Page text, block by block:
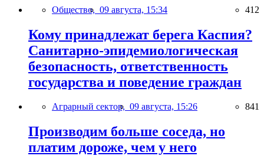
Общество, 09 августа, 15:34 412
Кому принадлежат берега Каспия?
Санитарно-эпидемиологическая
безопасность, ответственность
государства и поведение граждан
Аграрный сектор, 09 августа, 15:26 841
Производим больше соседа, но
платим дороже, чем у него